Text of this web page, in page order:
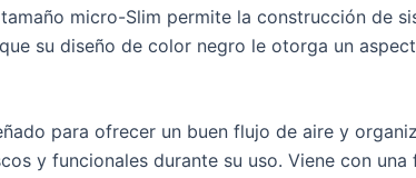
micro-Slim permite la construcción de
su diseño de color negro le otorga un
para ofrecer un buen flujo de aire y
y funcionales durante su uso. Viene con una